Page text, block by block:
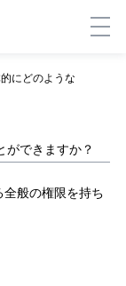
にどのような
ができますか？
般の権限を持ち